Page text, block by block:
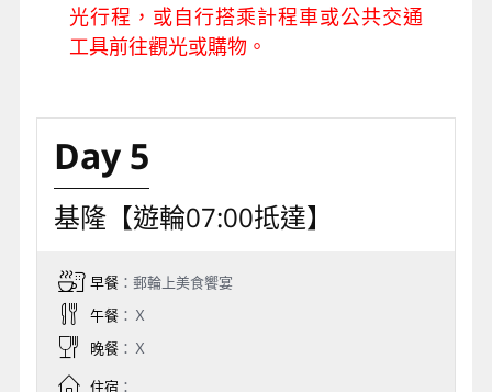
光行程，或自行搭乘計程車或公共交通
工具前往觀光或購物。
Day 5
基隆【遊輪07:00抵達】
早餐：郵輪上美食饗宴
午餐：Ｘ
晚餐：Ｘ
住宿：